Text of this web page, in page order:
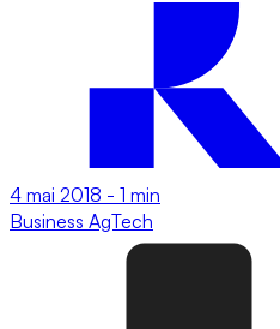
4 mai 2018 - 1 min
Business AgTech